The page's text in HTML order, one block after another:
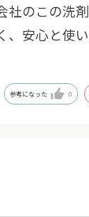
社のこの洗
、安心と使
参考になった 0